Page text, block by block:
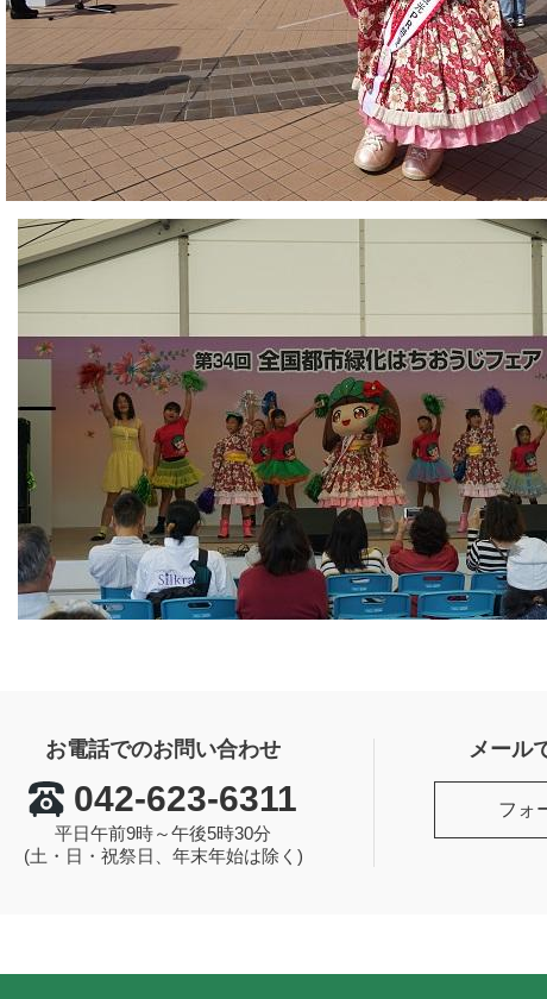
お電話でのお問い合わせ
042-623-6311
平日午前9時～午後5時30分
(土・日・祝祭日、年末年始は除く)
メール
フォ